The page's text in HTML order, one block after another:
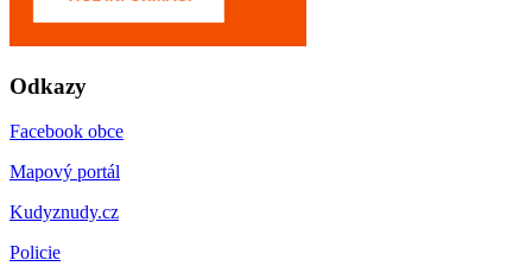
Odkazy
Facebook obce
Mapový portál
Kudyznudy.cz
Policie